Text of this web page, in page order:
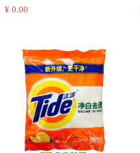
或疑似致癌物，安全且环保，请您放
¥ 0.00